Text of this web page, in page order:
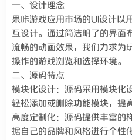
一、设计理念
果咔游戏应用市场的UI设计以
互设计。通过简洁明了的界面
流畅的动画效果，我们力求为
操作的游戏浏览和选择环境。
二、源码特点
模块化设计：源码采用模块化
轻松添加或删除功能模块，提
高度定制化：源码提供丰富的
据自己的品牌和风格进行个性